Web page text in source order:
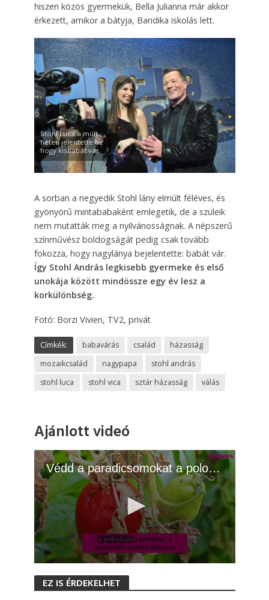
hiszen közös gyermekük, Bella Julianna már akkor
érkezett, amikor a bátyja, Bandika iskolás lett.
Stohl Luca a múlt
héten jelentette be
hogy kisbabát vár
A sorban a negyedik Stohl lány elmúlt féléves, és
gyönyörű mintababaként emlegetik, de a szüleik
nem mutatták meg a nyilvánosságnak. A népszerű
színművész boldogságát pedig csak tovább
fokozza, hogy nagylánya bejelentette: babát vár.
Így Stohl András legkisebb gyermeke és első
unokája között mindössze egy év lesz a
korkülönbség.
Fotó: Borzi Vivien, TV2, privát
Címkék: babavárás család
házasság
mozaikcsalád
nagypapa
stohl andrás
stohl luca
stohl vica sztár házasság válás
Ajánlott videó
Védd a paradicsomokat a poloskáktól: 4 természetes módszer
s EZ IS ÉRDEKELHET